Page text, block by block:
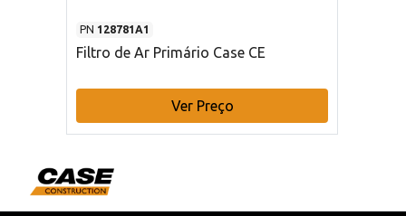
PN 128781A1
Filtro de Ar Primário Case CE
Ver Preço